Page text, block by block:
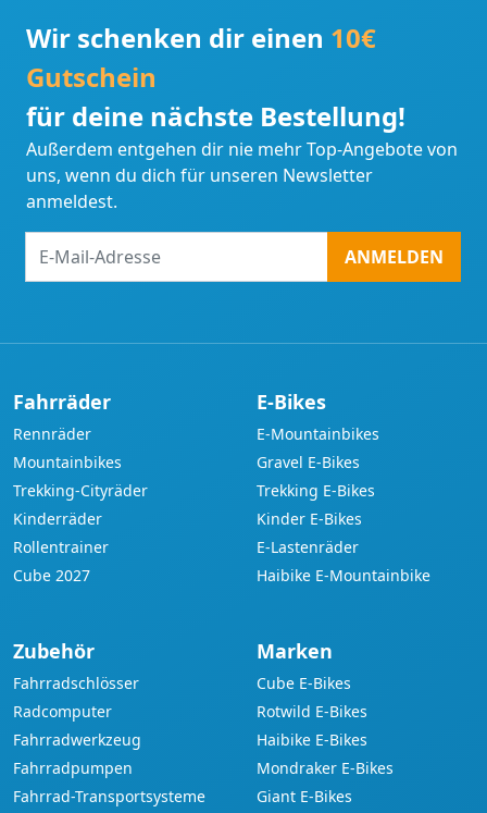
Wir schenken dir einen 10€
Gutschein
für deine nächste Bestellung!
Außerdem entgehen dir nie mehr Top-Angebote von
uns, wenn du dich für unseren Newsletter
anmeldest.
Mail-
ANMELDEN
Fahrräder
Rennräder
Mountainbikes
Trekking-Cityräder
Kinderräder
Rollentrainer
Cube 2027
E-Bikes
E-Mountainbikes
Gravel E-Bikes
Trekking E-Bikes
Kinder E-Bikes
E-Lastenräder
Haibike E-Mountainbike
Zubehör
Fahrradschlösser
Radcomputer
Fahrradwerkzeug
Fahrradpumpen
Fahrrad-Transportsysteme
Marken
Cube E-Bikes
Rotwild E-Bikes
Haibike E-Bikes
Mondraker E-Bikes
Giant E-Bikes